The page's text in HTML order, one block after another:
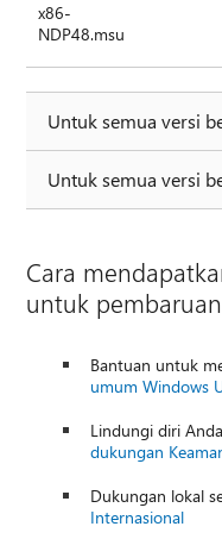
x86-
NDP48.msu
Untuk semua versi
Untuk semua versi
Cara
untuk
Bantuan untuk
umum Windows
Lindungi diri
dukungan
Dukungan lokal
Internasional